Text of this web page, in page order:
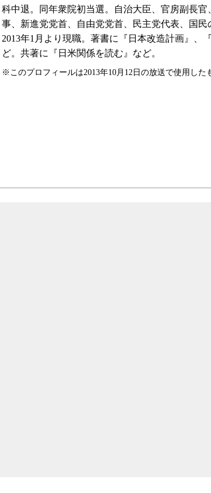
科中退。同年衆院初当選。自治大臣、官房副長
事、新進党党首、自由党党首、民主党代表、国
2013年1月より現職。著書に『日本改造計画』、
ど。共著に『日米関係を読む』など。
※このプロフィールは2013年10月12日の放送で使用した